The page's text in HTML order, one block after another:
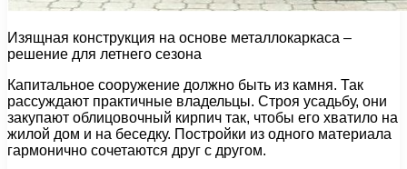
Изящная конструкция на основе металлокаркаса –
решение для летнего сезона
Капитальное сооружение должно быть из камня. Так
рассуждают практичные владельцы. Строя усадьбу, они
закупают облицовочный кирпич так, чтобы его хватило на
жилой дом и на беседку. Постройки из одного материала
гармонично сочетаются друг с другом.